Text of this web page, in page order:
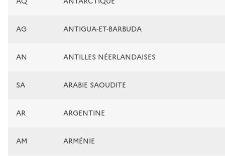
AG ANTIGUA-ET-BARBUDA
AN ANTILLES NÉERLANDAISES
SA ARABIE SAOUDITE
AR ARGENTINE
AM ARMÉNIE